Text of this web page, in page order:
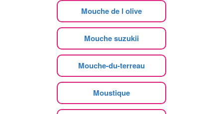
Mouche de l olive
Mouche suzukii
Mouche-du-terreau
Moustique